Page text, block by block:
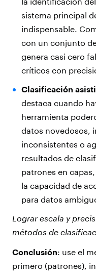
sistema principal
indispensable.
con un conjunto
genera casi cero
críticos con
Clasificación
destaca cuando
herramienta
datos novedosos,
inconsistentes o
resultados de
patrones en
la capacidad de
para datos
Lograr escala y
métodos de
Conclusión: use el
primero (patrones),